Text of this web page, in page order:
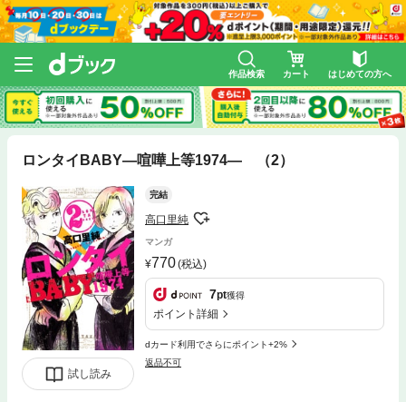
作品検索 カート はじめての方へ
ロンタイBABY―喧嘩上等1974― （2）
試し読み
完結
高口里純
マンガ
770(税込)
7pt獲得
ポイント詳細
dカード利用でさらにポイント+2%
返品不可